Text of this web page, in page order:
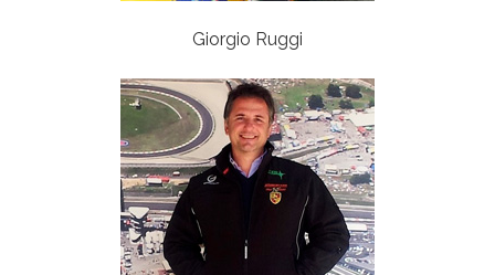
Giorgio Ruggi